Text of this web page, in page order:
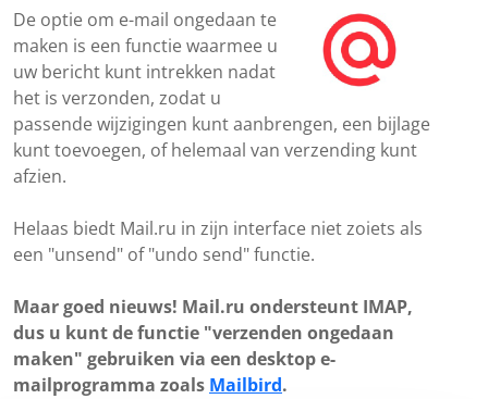
De optie om e-mail ongedaan te
maken is een functie waarmee u
uw bericht kunt intrekken nadat
het is verzonden, zodat u
passende wijzigingen kunt aanbrengen, een bijlage
kunt toevoegen, of helemaal van verzending kunt
afzien.
Helaas biedt Mail.ru in zijn interface niet zoiets als
een "unsend" of "undo send" functie.
Maar goed nieuws! Mail.ru ondersteunt IMAP,
dus u kunt de functie "verzenden ongedaan
maken" gebruiken via een desktop e-
mailprogramma zoals Mailbird.